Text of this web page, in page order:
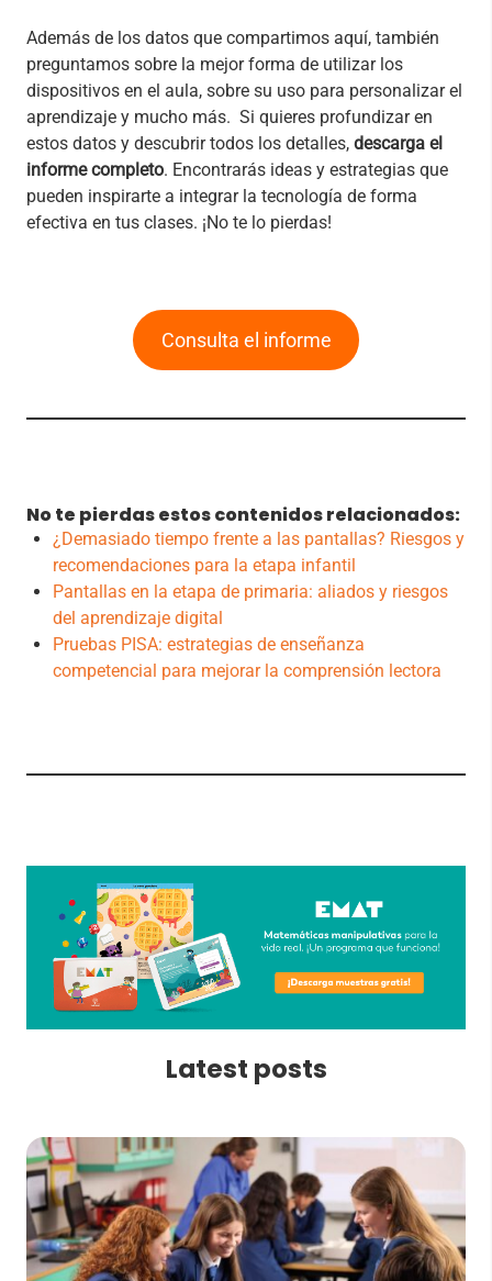
Además de los datos que compartimos aquí, también
preguntamos sobre la mejor forma de utilizar los
dispositivos en el aula, sobre su uso para personalizar el
aprendizaje y mucho más. Si quieres profundizar en
estos datos y descubrir todos los detalles, descarga el
informe completo. Encontrarás ideas y estrategias que
pueden inspirarte a integrar la tecnología de forma
efectiva en tus clases. ¡No te lo pierdas!
Consulta el informe
No te pierdas estos contenidos relacionados:
¿Demasiado tiempo frente a las pantallas? Riesgos y
recomendaciones para la etapa infantil
Pantallas en la etapa de primaria: aliados y riesgos
del aprendizaje digital
Pruebas PISA: estrategias de enseñanza
competencial para mejorar la comprensión lectora
Latest posts